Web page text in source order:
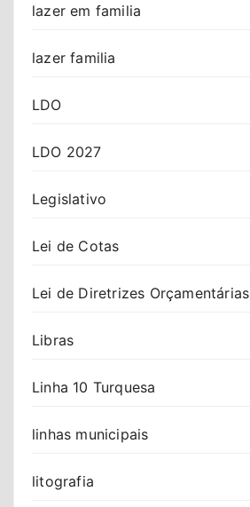
lazer em familia
lazer familia
LDO
LDO 2027
Legislativo
Lei de Cotas
Lei de Diretrizes Orçamentárias
Libras
Linha 10 Turquesa
linhas municipais
litografia